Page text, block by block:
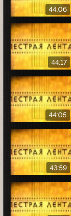
44:06
44:17
44:05
43:59